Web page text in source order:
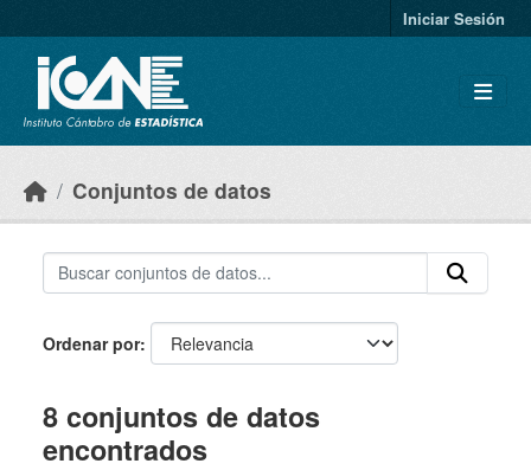
Iniciar Sesión
Conjuntos de datos
Ordenar por
8 conjuntos de datos
encontrados